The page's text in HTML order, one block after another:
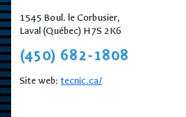
1545 Boul. le Corbusier,
Laval (Québec) H7S 2K6
(450) 682-1808
Site web: tecnic.ca/